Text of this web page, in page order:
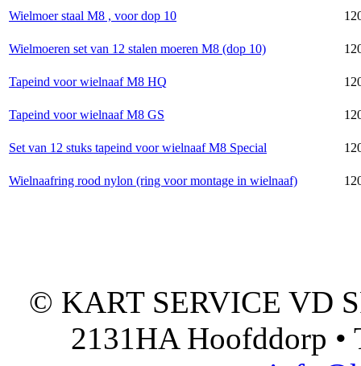
Wielmoer staal M8 , voor dop 10
Wielmoeren set van 12 stalen moeren M8 (dop 10)
Tapeind voor wielnaaf M8 HQ
Tapeind voor wielnaaf M8 GS
Set van 12 stuks tapeind voor wielnaaf M8 Special
Wielnaafring rood nylon (ring voor montage in wielnaaf)
© KART SERVICE VD
2131HA Hoofddorp •